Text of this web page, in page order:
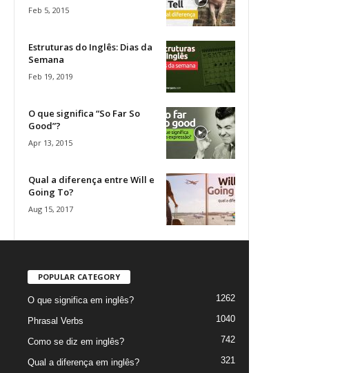
Feb 5, 2015
Estruturas do Inglês: Dias da
Semana
Feb 19, 2019
O que significa “So Far So
Good”?
Apr 13, 2015
Qual a diferença entre Will e
Going To?
Aug 15, 2017
POPULAR CATEGORY
O que significa em inglês? 1262
Phrasal Verbs 1040
Como se diz em inglês? 742
Qual a diferença em inglês? 321